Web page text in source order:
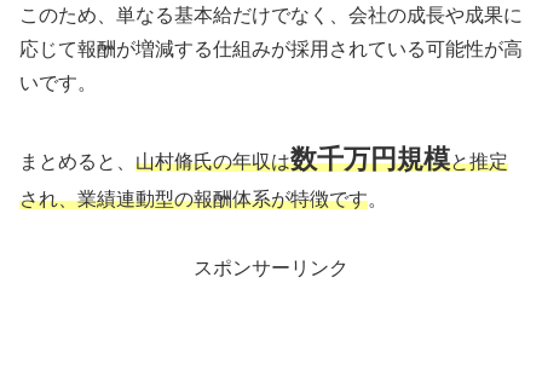
このため、単なる基本給だけでなく、会社の成長や成果に
応じて報酬が増減する仕組みが採用されている可能性が高
いです。
まとめると、 山村脩氏の年収は数千万円規模と推定
され、業績連動型の報酬体系が特徴です。
スポンサーリンク